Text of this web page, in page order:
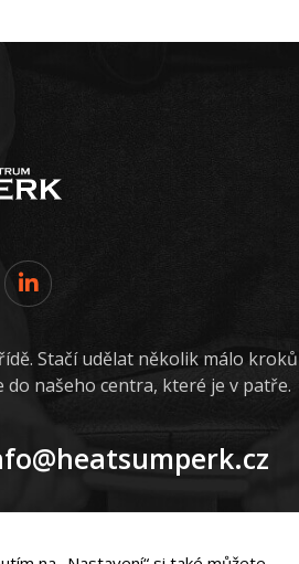
Stačí udělat několik málo kroků
našeho centra, které je v patře.